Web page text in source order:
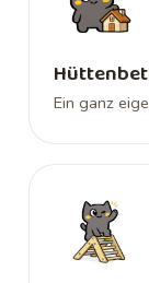
Ein ganz